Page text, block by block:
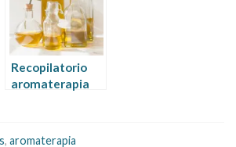
Recopilatorio
aromaterapia
, aromaterapia